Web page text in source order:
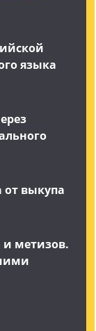
языка
от выкупа
и метизов.